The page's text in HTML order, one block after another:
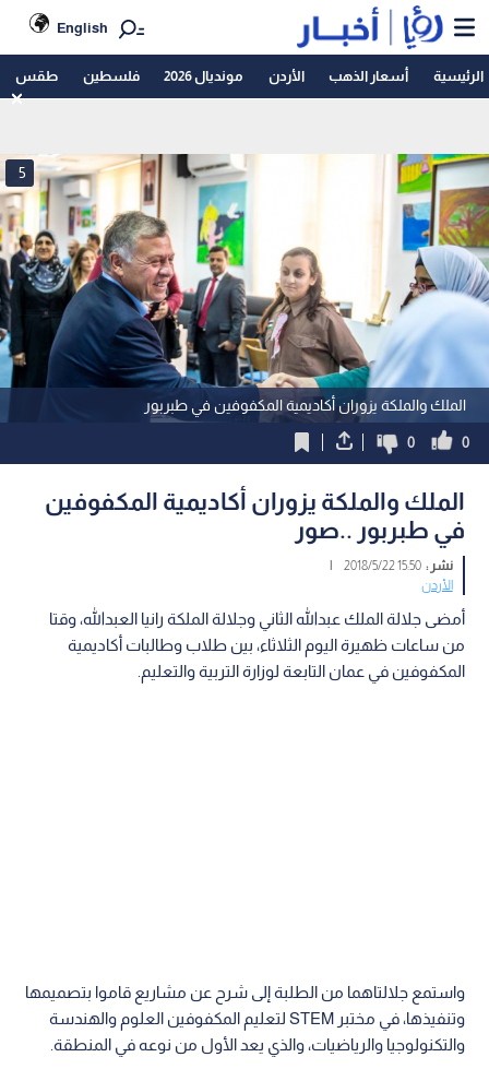
English
الرئيسية أسعار الذهب الأردن مونديال 2026 فلسطين طقس
الملك والملكة يزوران أكاديمية المكفوفين في طبربور
5
0
0
الملك والملكة يزوران أكاديمية المكفوفين
في طبربور ..صور
نشر :15:50 2018/5/22
|
الأردن
أمضى جلالة الملك عبدالله الثاني وجلالة الملكة رانيا العبدالله، وقتا
من ساعات ظهيرة اليوم الثلاثاء، بين طلاب وطالبات أكاديمية
المكفوفين في عمان التابعة لوزارة التربية والتعليم.
واستمع جلالتاهما من الطلبة إلى شرح عن مشاريع قاموا بتصميمها
وتنفيذها، في مختبر STEM لتعليم المكفوفين العلوم والهندسة
والتكنولوجيا والرياضيات، والذي يعد الأول من نوعه في المنطقة.